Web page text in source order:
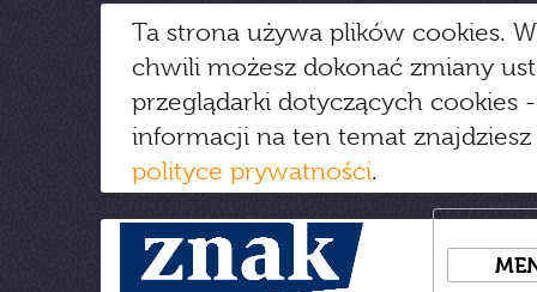
Ta strona używa plików cookies.
chwili możesz dokonać zmiany
przeglądarki dotyczących cookies
informacji na ten temat
polityce prywatności.